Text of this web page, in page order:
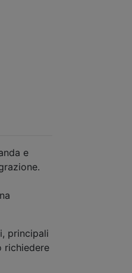
e
principali
richiedere